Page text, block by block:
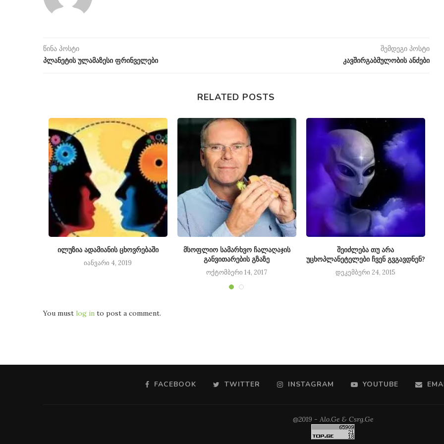
წინა პოსტი
პლანეტის ულამაზესი ფრინველები
შემდეგი პოსტი
კავშირგაბმულობის ანძები
RELATED POSTS
ილუზია ადამიანის ცხოვრებაში
იანვარი 4, 2019
მსოფლიო სამარხვო ჩალაღაჯის
განვითარების გზაზე
ოქტომბერი 14, 2017
შეიძლება თუ არა
უცხოპლანეტელები ჩვენ გვგავდნენ?
დეკემბერი 24, 2015
You must log in to post a comment.
FACEBOOK TWITTER INSTAGRAM YOUTUBE
@2019 - Alo.Ge & Csrg.Ge